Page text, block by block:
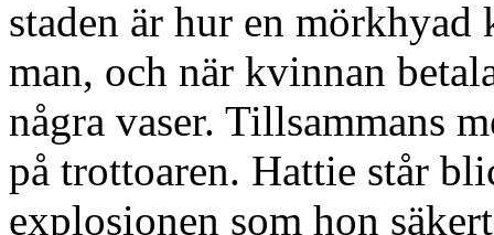
staden är hur en
man, och när kvinnan
några vaser. Tillsammans
på trottoaren. Hattie står
explosionen som hon